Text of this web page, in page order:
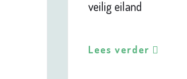
veilig eiland
Lees verder